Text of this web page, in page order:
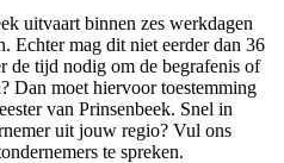
uitvaart binnen zes werkdagen
Echter mag dit niet eerder dan 36
de tijd nodig om de begrafenis of
Dan moet hiervoor toestemming
van Prinsenbeek. Snel in
uit jouw regio? Vul ons
te spreken.